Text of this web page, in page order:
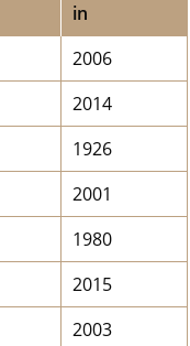
in
2006
2014
1926
2001
1980
2015
2003